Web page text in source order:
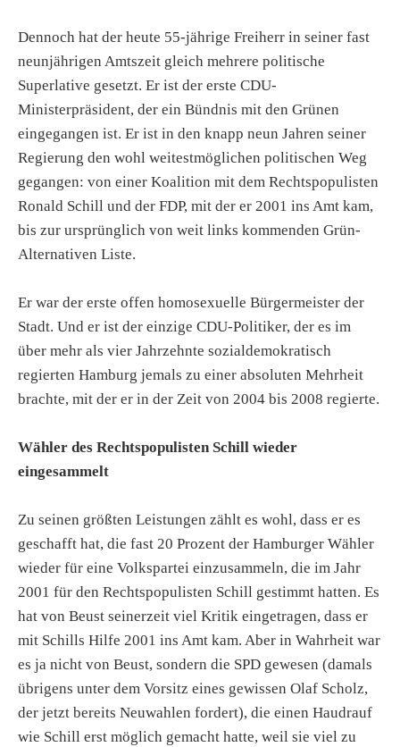
Dennoch hat der heute 55-jährige Freiherr in seiner fast
neunjährigen Amtszeit gleich mehrere politische
Superlative gesetzt. Er ist der erste CDU-
Ministerpräsident, der ein Bündnis mit den Grünen
eingegangen ist. Er ist in den knapp neun Jahren seiner
Regierung den wohl weitestmöglichen politischen Weg
gegangen: von einer Koalition mit dem Rechtspopulisten
Ronald Schill und der FDP, mit der er 2001 ins Amt kam,
bis zur ursprünglich von weit links kommenden Grün-
Alternativen Liste.
Er war der erste offen homosexuelle Bürgermeister der
Stadt. Und er ist der einzige CDU-Politiker, der es im
über mehr als vier Jahrzehnte sozialdemokratisch
regierten Hamburg jemals zu einer absoluten Mehrheit
brachte, mit der er in der Zeit von 2004 bis 2008 regierte.
Wähler des Rechtspopulisten Schill wieder
eingesammelt
Zu seinen größten Leistungen zählt es wohl, dass er es
geschafft hat, die fast 20 Prozent der Hamburger Wähler
wieder für eine Volkspartei einzusammeln, die im Jahr
2001 für den Rechtspopulisten Schill gestimmt hatten. Es
hat von Beust seinerzeit viel Kritik eingetragen, dass er
mit Schills Hilfe 2001 ins Amt kam. Aber in Wahrheit war
es ja nicht von Beust, sondern die SPD gewesen (damals
übrigens unter dem Vorsitz eines gewissen Olaf Scholz,
der jetzt bereits Neuwahlen fordert), die einen Haudrauf
wie Schill erst möglich gemacht hatte, weil sie viel zu